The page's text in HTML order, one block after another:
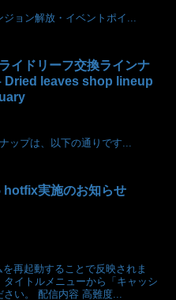
ョン解放・イベントポイ...
イドリーフ交換ラインナ
Dried leaves shop lineup
ップは、以下の通りです...
hotfix実施のお知らせ
再起動することで反映されま
イトルメニューから「キャッシ
い。 配信内容 高難度...